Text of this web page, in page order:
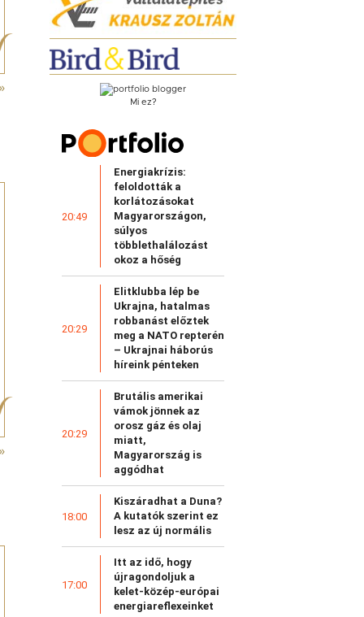
Mi ez?
20:49
Energiakrízis:
feloldották a
korlátozásokat
Magyarországon,
súlyos
többlethalálozást
okoz a hőség
20:29
Elitklubba lép be
Ukrajna, hatalmas
robbanást előztek
meg a NATO repterén
– Ukrajnai háborús
híreink pénteken
20:29
Brutális amerikai
vámok jönnek az
orosz gáz és olaj
miatt,
Magyarország is
aggódhat
18:00
Kiszáradhat a Duna?
A kutatók szerint ez
lesz az új normális
17:00
Itt az idő, hogy
újragondoljuk a
kelet-közép-európai
energiareflexeinket